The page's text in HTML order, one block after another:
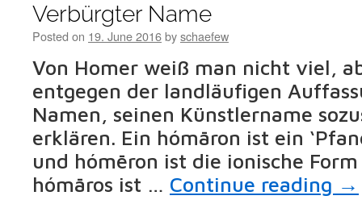
Verbürgter Name
Posted on 19. June 2016byschaefew
Von Homer weiß man nicht viel,
entgegen der landläufigen
Namen, seinen Künstlername
erklären. Ein hómāron ist ein
und hómēron ist die ionische
hómāros ist … Continue reading →